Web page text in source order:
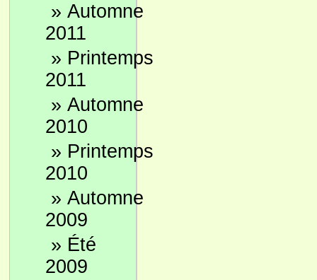
» Automne
2011
» Printemps
2011
» Automne
2010
» Printemps
2010
» Automne
2009
» Été
2009